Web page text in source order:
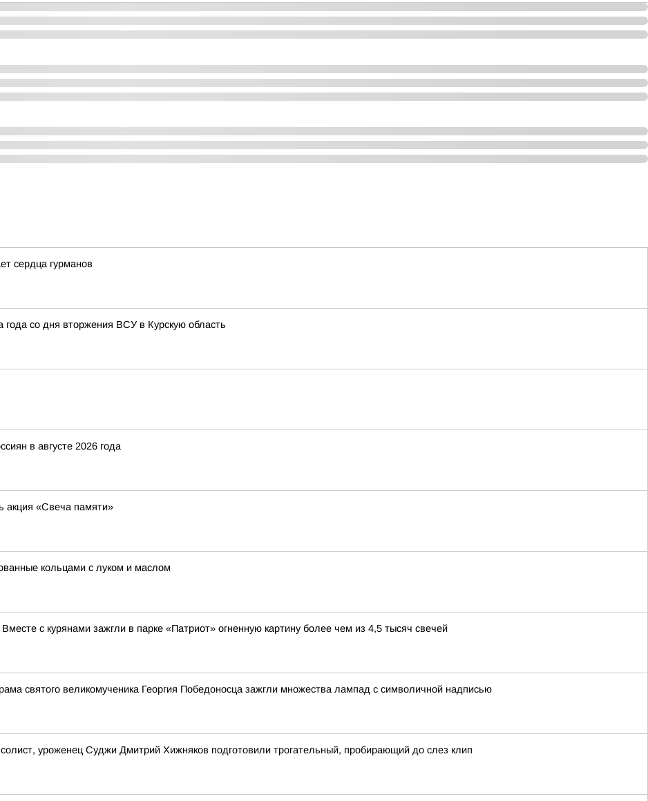
сердца гурманов
со дня вторжения ВСУ в Курскую область
в августе 2026 года
акция «Свеча памяти»
кольцами с луком и маслом
с курянами зажгли в парке «Патриот» огненную картину более чем из 4,5 тысяч свечей
святого великомученика Георгия Победоносца зажгли множества лампад с символичной надписью
уроженец Суджи Дмитрий Хижняков подготовили трогательный, пробирающий до слез клип